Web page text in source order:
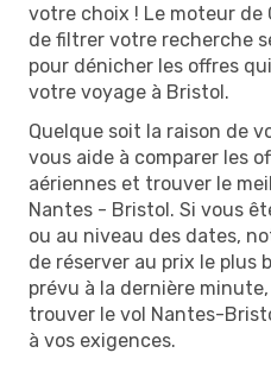
votre choix ! Le moteur de
de filtrer votre recherche
pour dénicher les offres
votre voyage à Bristol.
Quelque soit la raison de
vous aide à comparer les
aériennes et trouver le
Nantes - Bristol. Si vous
ou au niveau des dates,
de réserver au prix le plus
prévu à la dernière
trouver le vol Nantes-
à vos exigences.